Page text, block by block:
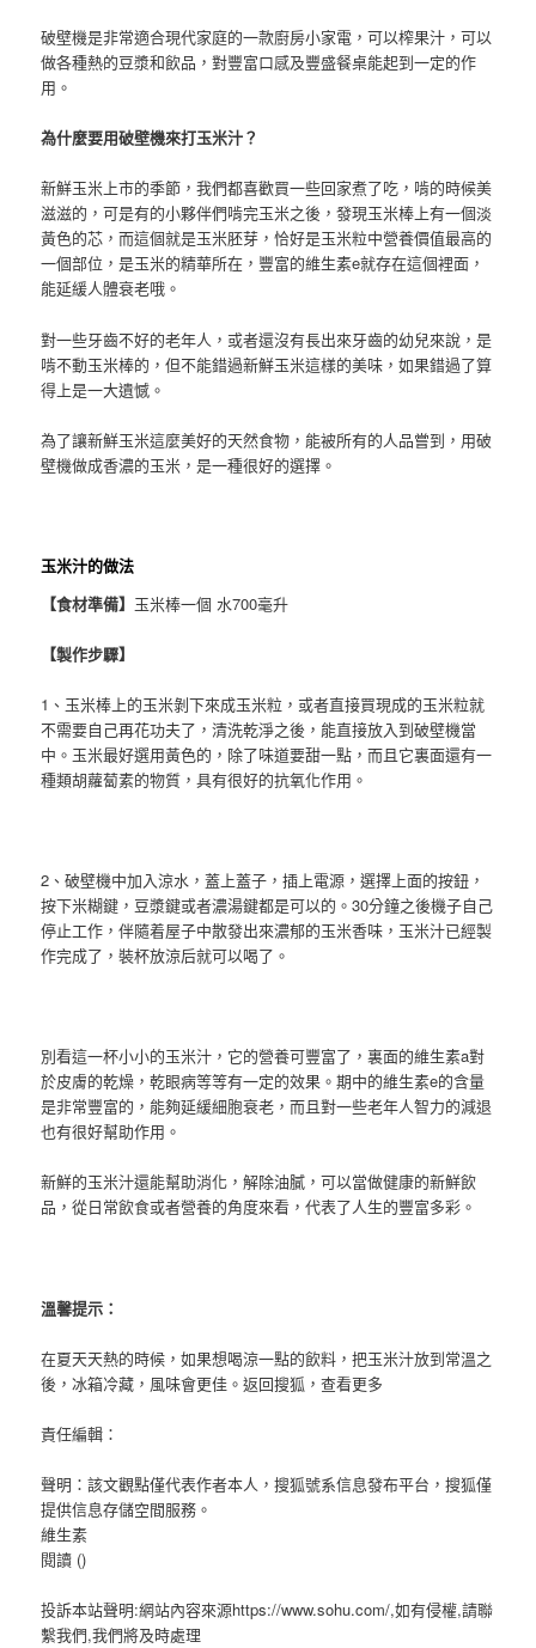
破壁機是非常適合現代家庭的一款廚房小家電，可以榨果汁，可以
做各種熱的豆漿和飲品，對豐富口感及豐盛餐桌能起到一定的作
用。
為什麼要用破壁機來打玉米汁？
新鮮玉米上市的季節，我們都喜歡買一些回家煮了吃，啃的時候美
滋滋的，可是有的小夥伴們啃完玉米之後，發現玉米棒上有一個淡
黃色的芯，而這個就是玉米胚芽，恰好是玉米粒中營養價值最高的
一個部位，是玉米的精華所在，豐富的維生素e就存在這個裡面，
能延緩人體衰老哦。
對一些牙齒不好的老年人，或者還沒有長出來牙齒的幼兒來說，是
啃不動玉米棒的，但不能錯過新鮮玉米這樣的美味，如果錯過了算
得上是一大遺憾。
為了讓新鮮玉米這麼美好的天然食物，能被所有的人品嘗到，用破
壁機做成香濃的玉米，是一種很好的選擇。
玉米汁的做法
【食材準備】 玉米棒一個 水700毫升
【製作步驟】
1、玉米棒上的玉米剝下來成玉米粒，或者直接買現成的玉米粒就
不需要自己再花功夫了，清洗乾淨之後，能直接放入到破壁機當
中。玉米最好選用黃色的，除了味道要甜一點，而且它裏面還有一
種類胡蘿蔔素的物質，具有很好的抗氧化作用。
2、破壁機中加入涼水，蓋上蓋子，插上電源，選擇上面的按鈕，
按下米糊鍵，豆漿鍵或者濃湯鍵都是可以的。30分鐘之後機子自己
停止工作，伴隨着屋子中散發出來濃郁的玉米香味，玉米汁已經製
作完成了，裝杯放涼后就可以喝了。
別看這一杯小小的玉米汁，它的營養可豐富了，裏面的維生素a對
於皮膚的乾燥，乾眼病等等有一定的效果。期中的維生素e的含量
是非常豐富的，能夠延緩細胞衰老，而且對一些老年人智力的減退
也有很好幫助作用。
新鮮的玉米汁還能幫助消化，解除油膩，可以當做健康的新鮮飲
品，從日常飲食或者營養的角度來看，代表了人生的豐富多彩。
溫馨提示：
在夏天天熱的時候，如果想喝涼一點的飲料，把玉米汁放到常溫之
後，冰箱冷藏，風味會更佳。返回搜狐，查看更多
責任編輯：
聲明：該文觀點僅代表作者本人，搜狐號系信息發布平台，搜狐僅
提供信息存儲空間服務。
維生素
閱讀 ()
投訴本站聲明:網站內容來源https://www.sohu.com/,如有侵權,請聯
繫我們,我們將及時處理